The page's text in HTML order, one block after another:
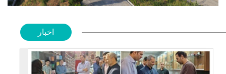
اخبار